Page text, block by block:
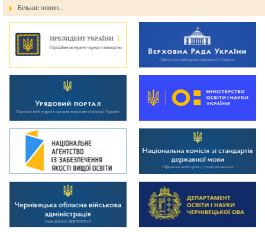
Більше новин...